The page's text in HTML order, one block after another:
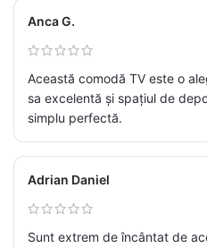
Anca G.
Această comodă TV este o
sa excelentă și spațiul de
simplu perfectă.
Adrian Daniel
Sunt extrem de încântat de